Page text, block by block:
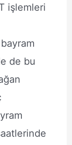
işlemleri
de bu